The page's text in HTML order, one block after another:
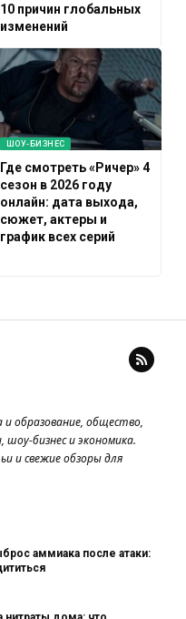
10 причин глобальных
изменений
ШОУ-БИЗНЕС
Где смотреть «Ричер» 4
сезон в 2026 году
онлайн: дата выхода,
сюжет, актеры и
график всех серий
и образование, общество,
бизнес и экономика.
и свежие обзоры для
аммиака после атаки: